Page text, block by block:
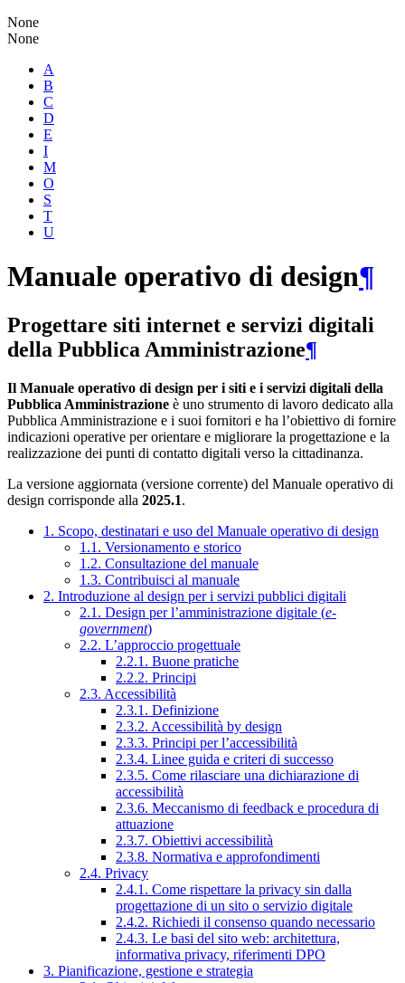
None
None
A
B
C
D
E
I
M
O
S
T
U
Manuale operativo di design¶
Progettare siti internet e servizi digitali
della Pubblica Amministrazione¶
Il Manuale operativo di design per i siti e i servizi digitali della
Pubblica Amministrazione è uno strumento di lavoro dedicato alla
Pubblica Amministrazione e i suoi fornitori e ha l’obiettivo di fornire
indicazioni operative per orientare e migliorare la progettazione e la
realizzazione dei punti di contatto digitali verso la cittadinanza.
La versione aggiornata (versione corrente) del Manuale operativo di
design corrisponde alla 2025.1.
1. Scopo, destinatari e uso del Manuale operativo di design
1.1. Versionamento e storico
1.2. Consultazione del manuale
1.3. Contribuisci al manuale
2. Introduzione al design per i servizi pubblici digitali
2.1. Design per l’amministrazione digitale (e-
government)
2.2. L’approccio progettuale
2.2.1. Buone pratiche
2.2.2. Principi
2.3. Accessibilità
2.3.1. Definizione
2.3.2. Accessibilità by design
2.3.3. Principi per l’accessibilità
2.3.4. Linee guida e criteri di successo
2.3.5. Come rilasciare una dichiarazione di
accessibilità
2.3.6. Meccanismo di feedback e procedura di
attuazione
2.3.7. Obiettivi accessibilità
2.3.8. Normativa e approfondimenti
2.4. Privacy
2.4.1. Come rispettare la privacy sin dalla
progettazione di un sito o servizio digitale
2.4.2. Richiedi il consenso quando necessario
2.4.3. Le basi del sito web: architettura,
informativa privacy, riferimenti DPO
3. Pianificazione, gestione e strategia